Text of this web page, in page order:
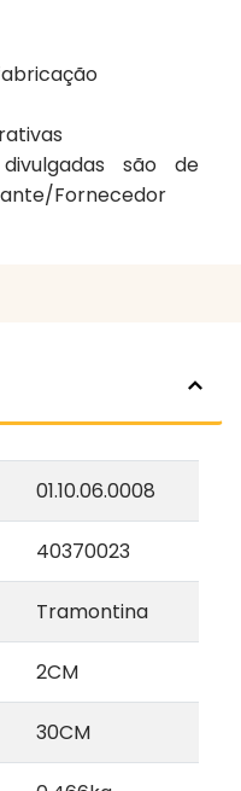
são de
Fornecedor
01.10.06.0008
40370023
Tramontina
2CM
30CM